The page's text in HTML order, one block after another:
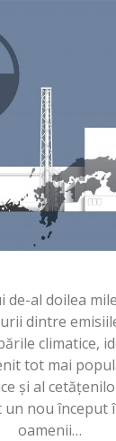
de-al doilea
dintre
climatice,
tot mai
și al
nou început
oamenii…